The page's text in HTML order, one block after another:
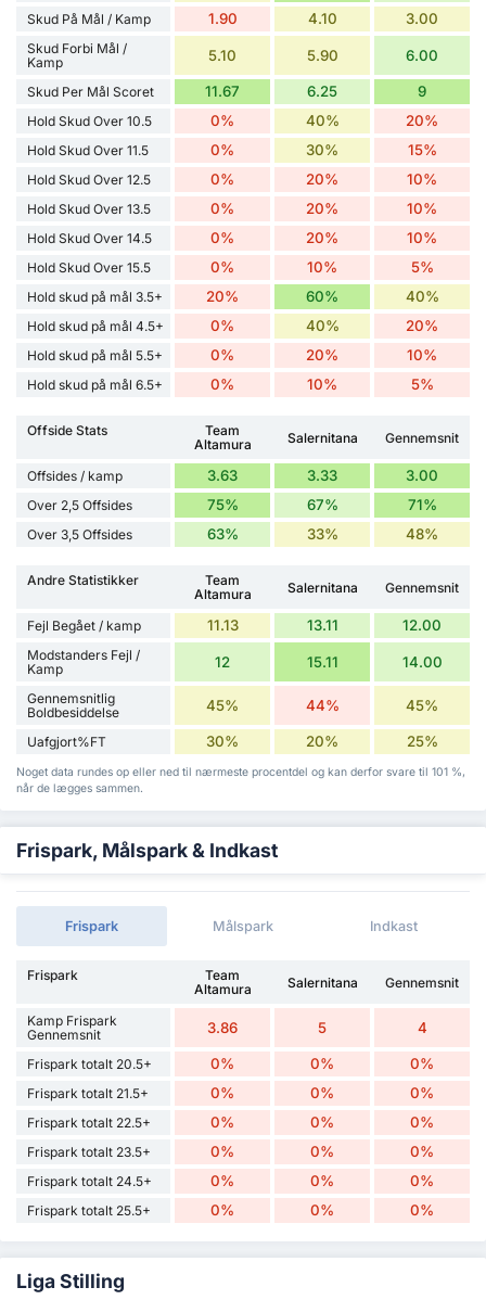
Skud På Mål / Kamp 1.90 4.10 3.00
Skud Forbi Mål /
Kamp
5.10 5.90 6.00
Skud Per Mål Scoret 11.67 6.25 9
Hold Skud Over 10.5 0% 40% 20%
Hold Skud Over 11.5 0% 30% 15%
Hold Skud Over 12.5 0% 20% 10%
Hold Skud Over 13.5 0% 20% 10%
Hold Skud Over 14.5 0% 20% 10%
Hold Skud Over 15.5 0% 10% 5%
Hold skud på mål 3.5+ 20% 60% 40%
Hold skud på mål 4.5+ 0% 40% 20%
Hold skud på mål 5.5+ 0% 20% 10%
Hold skud på mål 6.5+ 0% 10% 5%
Offside Stats
Team
Altamura
Salernitana Gennemsnit
Offsides / kamp 3.63 3.33 3.00
Over 2,5 Offsides 75% 67% 71%
Over 3,5 Offsides 63% 33% 48%
Andre Statistikker
Team
Altamura
Salernitana Gennemsnit
Fejl Begået / kamp 11.13 13.11 12.00
Modstanders Fejl /
Kamp
12 15.11 14.00
Gennemsnitlig
Boldbesiddelse
45% 44% 45%
Uafgjort%FT 30% 20% 25%
Noget data rundes op eller ned til nærmeste procentdel og kan derfor svare til 101 %,
når de lægges sammen.
Frispark, Målspark & Indkast
Frispark Målspark Indkast
Frispark
Team
Altamura
Salernitana Gennemsnit
Kamp Frispark
Gennemsnit
3.86 5 4
Frispark totalt 20.5+ 0% 0% 0%
Frispark totalt 21.5+ 0% 0% 0%
Frispark totalt 22.5+ 0% 0% 0%
Frispark totalt 23.5+ 0% 0% 0%
Frispark totalt 24.5+ 0% 0% 0%
Frispark totalt 25.5+ 0% 0% 0%
Liga Stilling